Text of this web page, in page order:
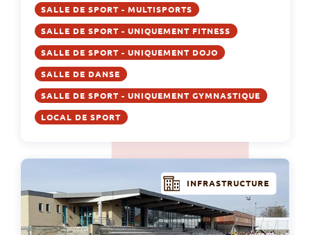
SALLE DE SPORT - MULTISPORTS
SALLE DE SPORT - UNIQUEMENT FITNESS
SALLE DE SPORT - UNIQUEMENT DOJO
SALLE DE DANSE
SALLE DE SPORT - UNIQUEMENT GYMNASTIQUE
LOCAL DE SPORT
INFRASTRUCTURE